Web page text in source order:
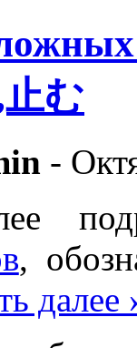
む
-
,
далее